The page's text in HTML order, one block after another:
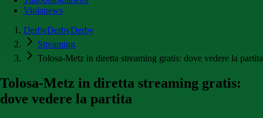
Violanews
DerbyDerbyDerby
Streaming
Tolosa-Metz in diretta streaming gratis: dove vedere la partita
Tolosa-Metz in diretta streaming gratis:
dove vedere la partita